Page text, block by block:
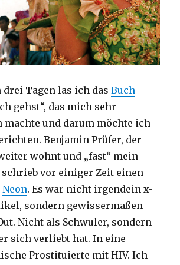
drei Tagen las ich dasBuch
gehst“, das mich sehr
und darum möchte ich
Benjamin Prüfer, der
wohnt und „fast“ mein
schrieb vor einiger Zeit einen
Neon. Es war nicht irgendein x-
sondern gewissermaßen
Nicht als Schwuler, sondern
sich verliebt hat. In eine
Prostituierte mit HIV. Ich